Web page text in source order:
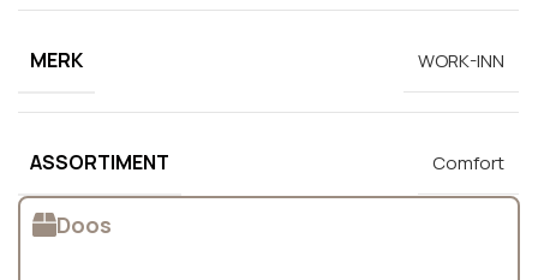
MERK WORK-INN
ASSORTIMENT Comfort
Doos